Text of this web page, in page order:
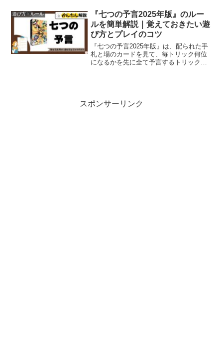
遊び方・ルール
『七つの予言2025年版』のルー
ルを簡単解説｜覚えておきたい遊
び方とプレイのコツ
『七つの予言2025年版』は、配られた手
札と場のカードを見て、毎トリック何位
になるかを先に全て予言するトリックテ
スポンサーリンク